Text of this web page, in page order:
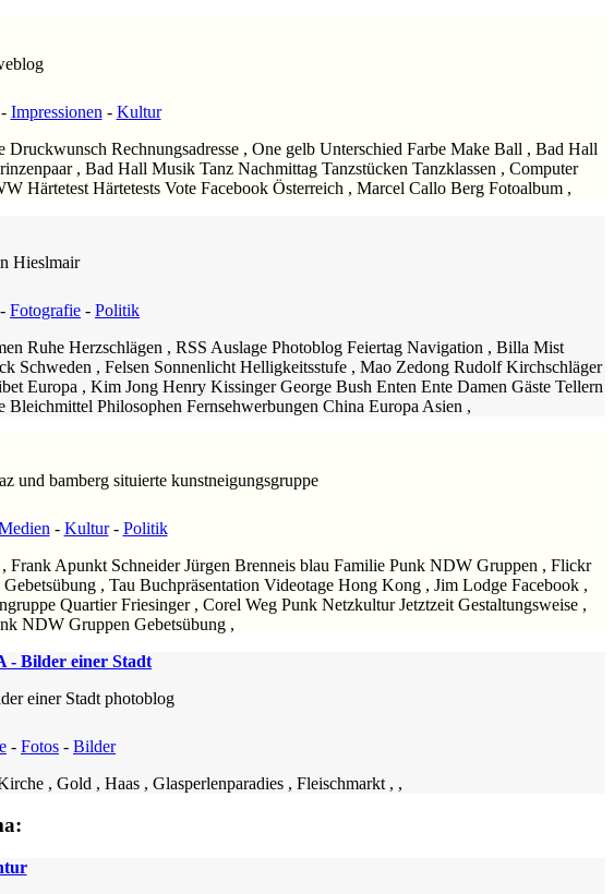
- Impressionen - Kultur
Rechnungsadresse , One gelb Unterschied Farbe Make Ball , Bad Hall
, Bad Hall Musik Tanz Nachmittag Tanzstücken Tanzklassen , Computer
Härtetest Härtetests Vote Facebook Österreich , Marcel Callo Berg Fotoalbum ,
Hieslmair
- Fotografie - Politik
Ruhe Herzschlägen , RSS Auslage Photoblog Feiertag Navigation , Billa Mist
Schweden , Felsen Sonnenlicht Helligkeitsstufe , Mao Zedong Rudolf Kirchschläger
Europa , Kim Jong Henry Kissinger George Bush Enten Ente Damen Gäste Tellern
Philosophen Fernsehwerbungen China Europa Asien ,
und bamberg situierte kunstneigungsgruppe
- Kultur- Politik
Apunkt Schneider Jürgen Brenneis blau Familie Punk NDW Gruppen , Flickr
, Tau Buchpräsentation Videotage Hong Kong , Jim Lodge Facebook ,
Quartier Friesinger , Corel Weg Punk Netzkultur Jetztzeit Gestaltungsweise ,
NDW Gruppen Gebetsübung ,
- Bilder einer Stadt
einer Stadt photoblog
- Fotos - Bilder
, Gold , Haas , Glasperlenparadies , Fleischmarkt , ,